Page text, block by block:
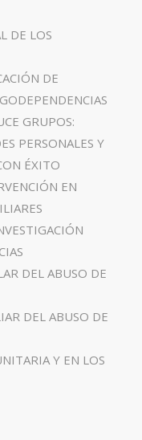
DE LOS
DE
GRUPOS:
PERSONALES Y
ÉXITO
EN
DEL ABUSO DE
DEL ABUSO DE
Y EN LOS